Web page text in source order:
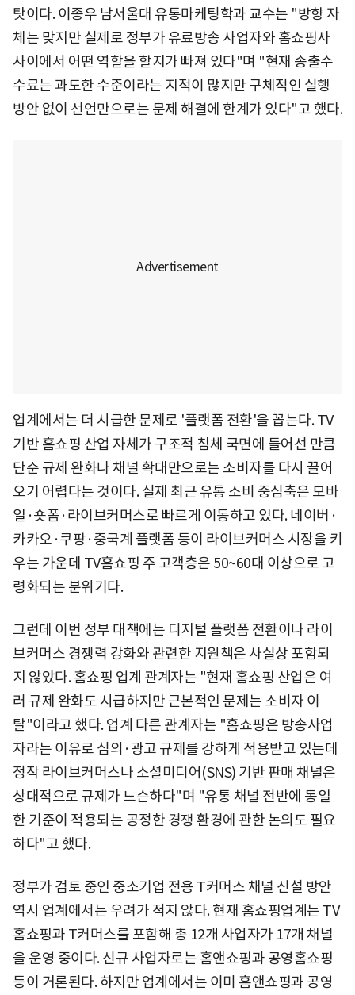
탓이다. 이종우 남서울대 유통마케팅학과 교수는 "방향 자
체는 맞지만 실제로 정부가 유료방송 사업자와 홈쇼핑사
사이에서 어떤 역할을 할지가 빠져 있다"며 "현재 송출수
수료는 과도한 수준이라는 지적이 많지만 구체적인 실행
방안 없이 선언만으로는 문제 해결에 한계가 있다"고 했다.
업계에서는 더 시급한 문제로 '플랫폼 전환'을 꼽는다. TV
기반 홈쇼핑 산업 자체가 구조적 침체 국면에 들어선 만큼
단순 규제 완화나 채널 확대만으로는 소비자를 다시 끌어
오기 어렵다는 것이다. 실제 최근 유통 소비 중심축은 모바
일·숏폼·라이브커머스로 빠르게 이동하고 있다. 네이버·
카카오·쿠팡·중국계 플랫폼 등이 라이브커머스 시장을 키
우는 가운데 TV홈쇼핑 주 고객층은 50~60대 이상으로 고
령화되는 분위기다.
그런데 이번 정부 대책에는 디지털 플랫폼 전환이나 라이
브커머스 경쟁력 강화와 관련한 지원책은 사실상 포함되
지 않았다. 홈쇼핑 업계 관계자는 "현재 홈쇼핑 산업은 여
러 규제 완화도 시급하지만 근본적인 문제는 소비자 이
탈"이라고 했다. 업계 다른 관계자는 "홈쇼핑은 방송사업
자라는 이유로 심의·광고 규제를 강하게 적용받고 있는데
정작 라이브커머스나 소셜미디어(SNS) 기반 판매 채널은
상대적으로 규제가 느슨하다"며 "유통 채널 전반에 동일
한 기준이 적용되는 공정한 경쟁 환경에 관한 논의도 필요
하다"고 했다.
정부가 검토 중인 중소기업 전용 T커머스 채널 신설 방안
역시 업계에서는 우려가 적지 않다. 현재 홈쇼핑업계는 TV
홈쇼핑과 T커머스를 포함해 총 12개 사업자가 17개 채널
을 운영 중이다. 신규 사업자로는 홈앤쇼핑과 공영홈쇼핑
등이 거론된다. 하지만 업계에서는 이미 홈앤쇼핑과 공영